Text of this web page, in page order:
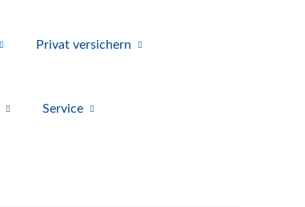
Privat ver­sichern
Service